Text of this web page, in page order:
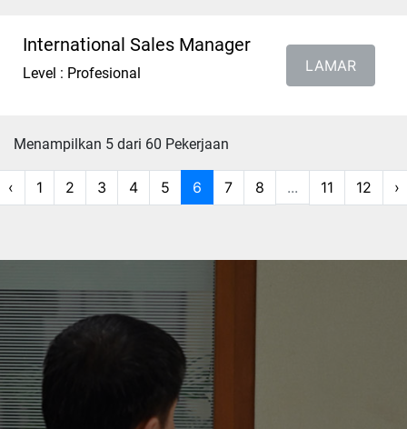
International Sales Manager
Level : Profesional LAMAR
Menampilkan 5 dari 60 Pekerjaan
‹ 1 2 3 4 5 6 7 8 ... 11 12 ›